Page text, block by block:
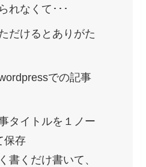
れなくて･･･
だけるとありがた
での記事
タイトルを１ノー
保存
書くだけ書いて、